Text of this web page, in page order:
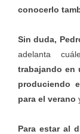
conocerlo
Sin duda,
adelanta
trabajando en
produciendo
para el verano
Para estar al